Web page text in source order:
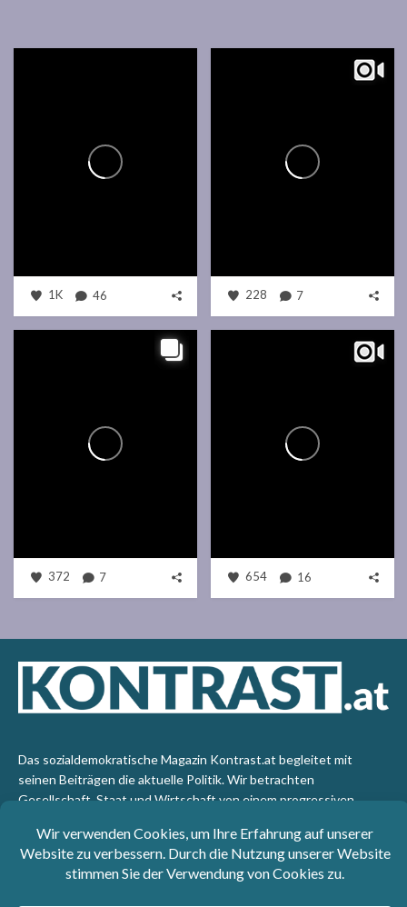
1K 46 228 7
372 7 654 16
Das sozialdemokratische Magazin Kontrast.at begleitet mit
seinen Beiträgen die aktuelle Politik. Wir betrachten
Gesellschaft, Staat und Wirtschaft von einem progressiven,
sozialen Gerechtigkeit auf die Welt.
Impressum: SPÖ-Klub - 1017 Wien - Telefon: +43 1 40110-